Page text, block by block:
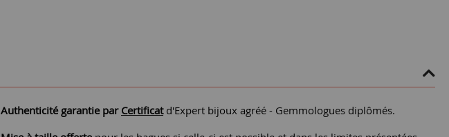
Authenticité garantie par Certificatd'Expert bijoux agréé - Gemmologues diplômés.